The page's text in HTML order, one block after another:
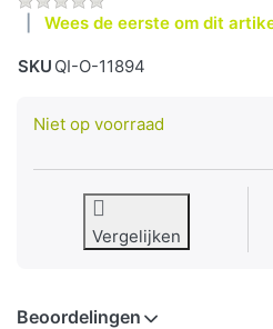
Wees de eerste om dit
SKU QI-O-11894
Niet op voorraad
Vergelijken
Beoordelingen